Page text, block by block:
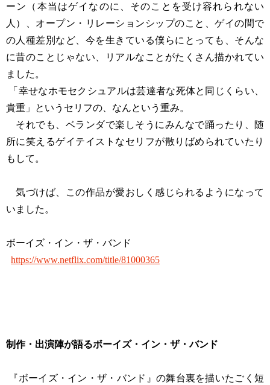
ーン（本当はゲイなのに、そのことを受け容れられない
人）、オープン・リレーションシップのこと、ゲイの間で
の人種差別など、今を生きている僕らにとっても、そんな
に昔のことじゃない、リアルなことがたくさん描かれてい
ました。
「幸せなホモセクシュアルは芸達者な死体と同じくらい、
貴重」というセリフの、なんという重み。
それでも、ベランダで楽しそうにみんなで踊ったり、随
所に笑えるゲイテイストなセリフが散りばめられていたり
もして。
気づけば、この作品が愛おしく感じられるようになって
いました。
ボーイズ・イン・ザ・バンド
https://www.netflix.com/title/81000365
制作・出演陣が語るボーイズ・イン・ザ・バンド
『ボーイズ・イン・ザ・バンド』の舞台裏を描いたごく短